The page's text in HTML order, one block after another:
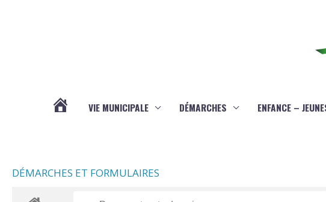
VIE MUNICIPALE DÉMARCHES ENFANCE –
DÉMARCHES ET FORMULAIRES